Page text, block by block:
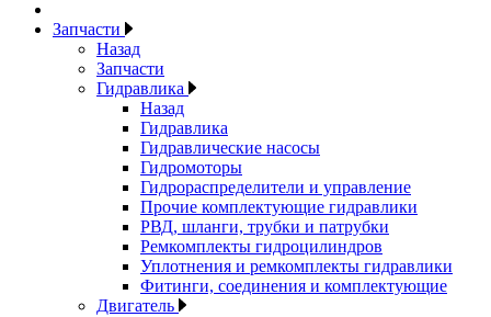
Запчасти
Назад
Запчасти
Гидравлика
Назад
Гидравлика
Гидравлические насосы
Гидромоторы
Гидрораспределители и управление
Прочие комплектующие гидравлики
РВД, шланги, трубки и патрубки
Ремкомплекты гидроцилиндров
Уплотнения и ремкомплекты гидравлики
Фитинги, соединения и комплектующие
Двигатель